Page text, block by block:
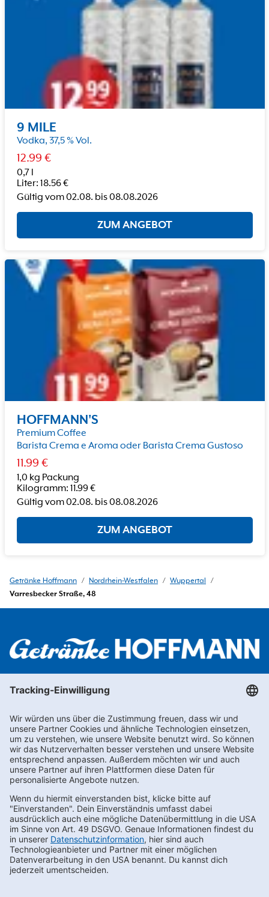
9 MILE
Vodka, 37,5 % Vol.
12.99 €
0,7 l
Liter: 18.56€
Gültig vom02.08. bis08.08.2026
ZUM ANGEBOT
HOFFMANN'S
Premium Coffee
Barista Crema e Aroma oder Barista Crema Gustoso
11.99 €
1,0 kg Packung
Kilogramm: 11.99€
Gültig vom02.08. bis08.08.2026
ZUM ANGEBOT
Getränke Hoffmann / Nordrhein-Westfalen / Wuppertal
/
Varresbecker Straße, 48
Newsletter abonnieren
Kontakt
FAQs
Karriere
Datenschutz